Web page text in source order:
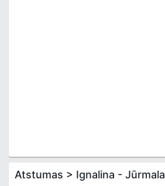
Atstumas > Ignalina - Jūrmala